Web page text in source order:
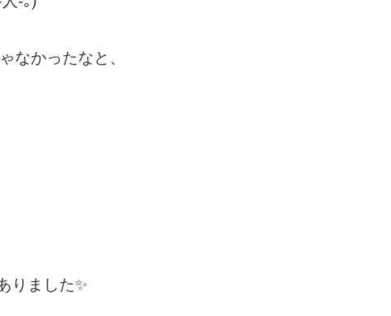
なかったなと、
りました✨